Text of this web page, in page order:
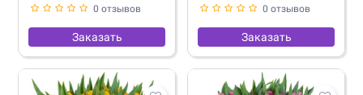
0 отзывов
Заказать
0 отзывов
Заказать